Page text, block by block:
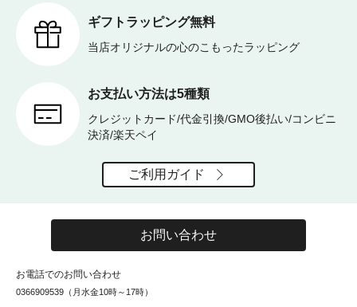
ギフトラッピング無料
当店オリジナルの心のこもったラッピング
お支払い方法は5種類
クレジットカード/代金引換/GMO後払い/コンビニ
決済/楽天ペイ
ご利用ガイド
お問い合わせ
お電話でのお問い合わせ
0366909539（月水金10時～17時）